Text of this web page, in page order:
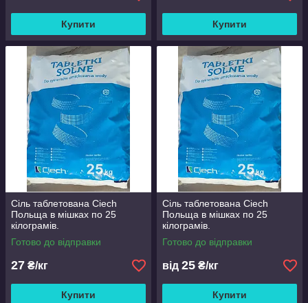
Купити Купити
Сіль таблетована Ciech
Польща в мішках по 25
кілограмів.
Готово до відправки
27 ₴/кг
Купити
Сіль таблетована Ciech
Польща в мішках по 25
кілограмів.
Готово до відправки
від 25 ₴/кг
Купити